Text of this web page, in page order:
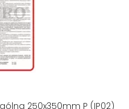
250x350mm P (IP02)